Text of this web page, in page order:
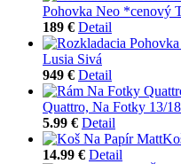
Pohovka Neo *cenový
189 € Detail
Lusia Sivá
949 € Detail
Quattro, Na Fotky 13/
5.99 € Detail
14.99 € Detail